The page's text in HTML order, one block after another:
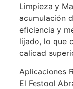
Limpieza y
acumulación
eficiencia y
lijado, lo que
calidad
Aplicaciones
El Festool